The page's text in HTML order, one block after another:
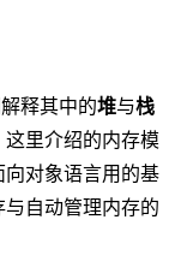
释其中的堆与栈
里介绍的内存模
对象语言用的基
自动管理内存的